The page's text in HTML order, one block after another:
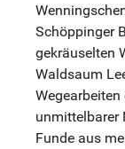
Schöppinger
gekräuselten
Waldsaum
unmittelbarer
Funde aus